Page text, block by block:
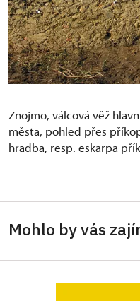
Znojmo, válcová věž
města, pohled přes
hradba, resp. eskarpa
Mohlo by vás